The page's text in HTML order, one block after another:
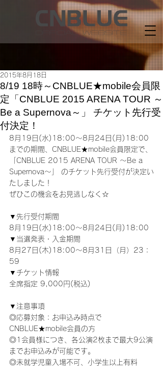
8/19 18時～CNBLUE★mobile会員限
定「CNBLUE 2015 ARENA TOUR ～
Be a Supernova～」 チケット先行受
付決定！
2015年8月18日
8月19日(水)18:00～8月24日(月)18:00
までの期間、CNBLUE★mobile会員限定で、
「CNBLUE 2015 ARENA TOUR ～Be a
Supernova～」 のチケット先行受付が決定い
たしました！
ぜひこの機会をお見逃しなく☆
▼先行受付期間
8月19日(水)18:00～8月24日(月)18:00
▼当選発表・入金期間
8月27日(木)18:00～8月31日（月）23：
59
▼チケット情報
全席指定 9,000円(税込)
▼注意事項
◎応募対象：お申込み時点で
CNBLUE★mobile会員の方
◎1会員様につき、各公演2枚まで最大9公演
までお申込みが可能です。
◎未就学児童入場不可、小学生以上有料